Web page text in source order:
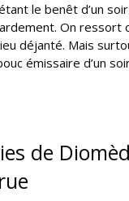
le benêt d’un
On ressort
déjanté. Mais
émissaire d’un
de